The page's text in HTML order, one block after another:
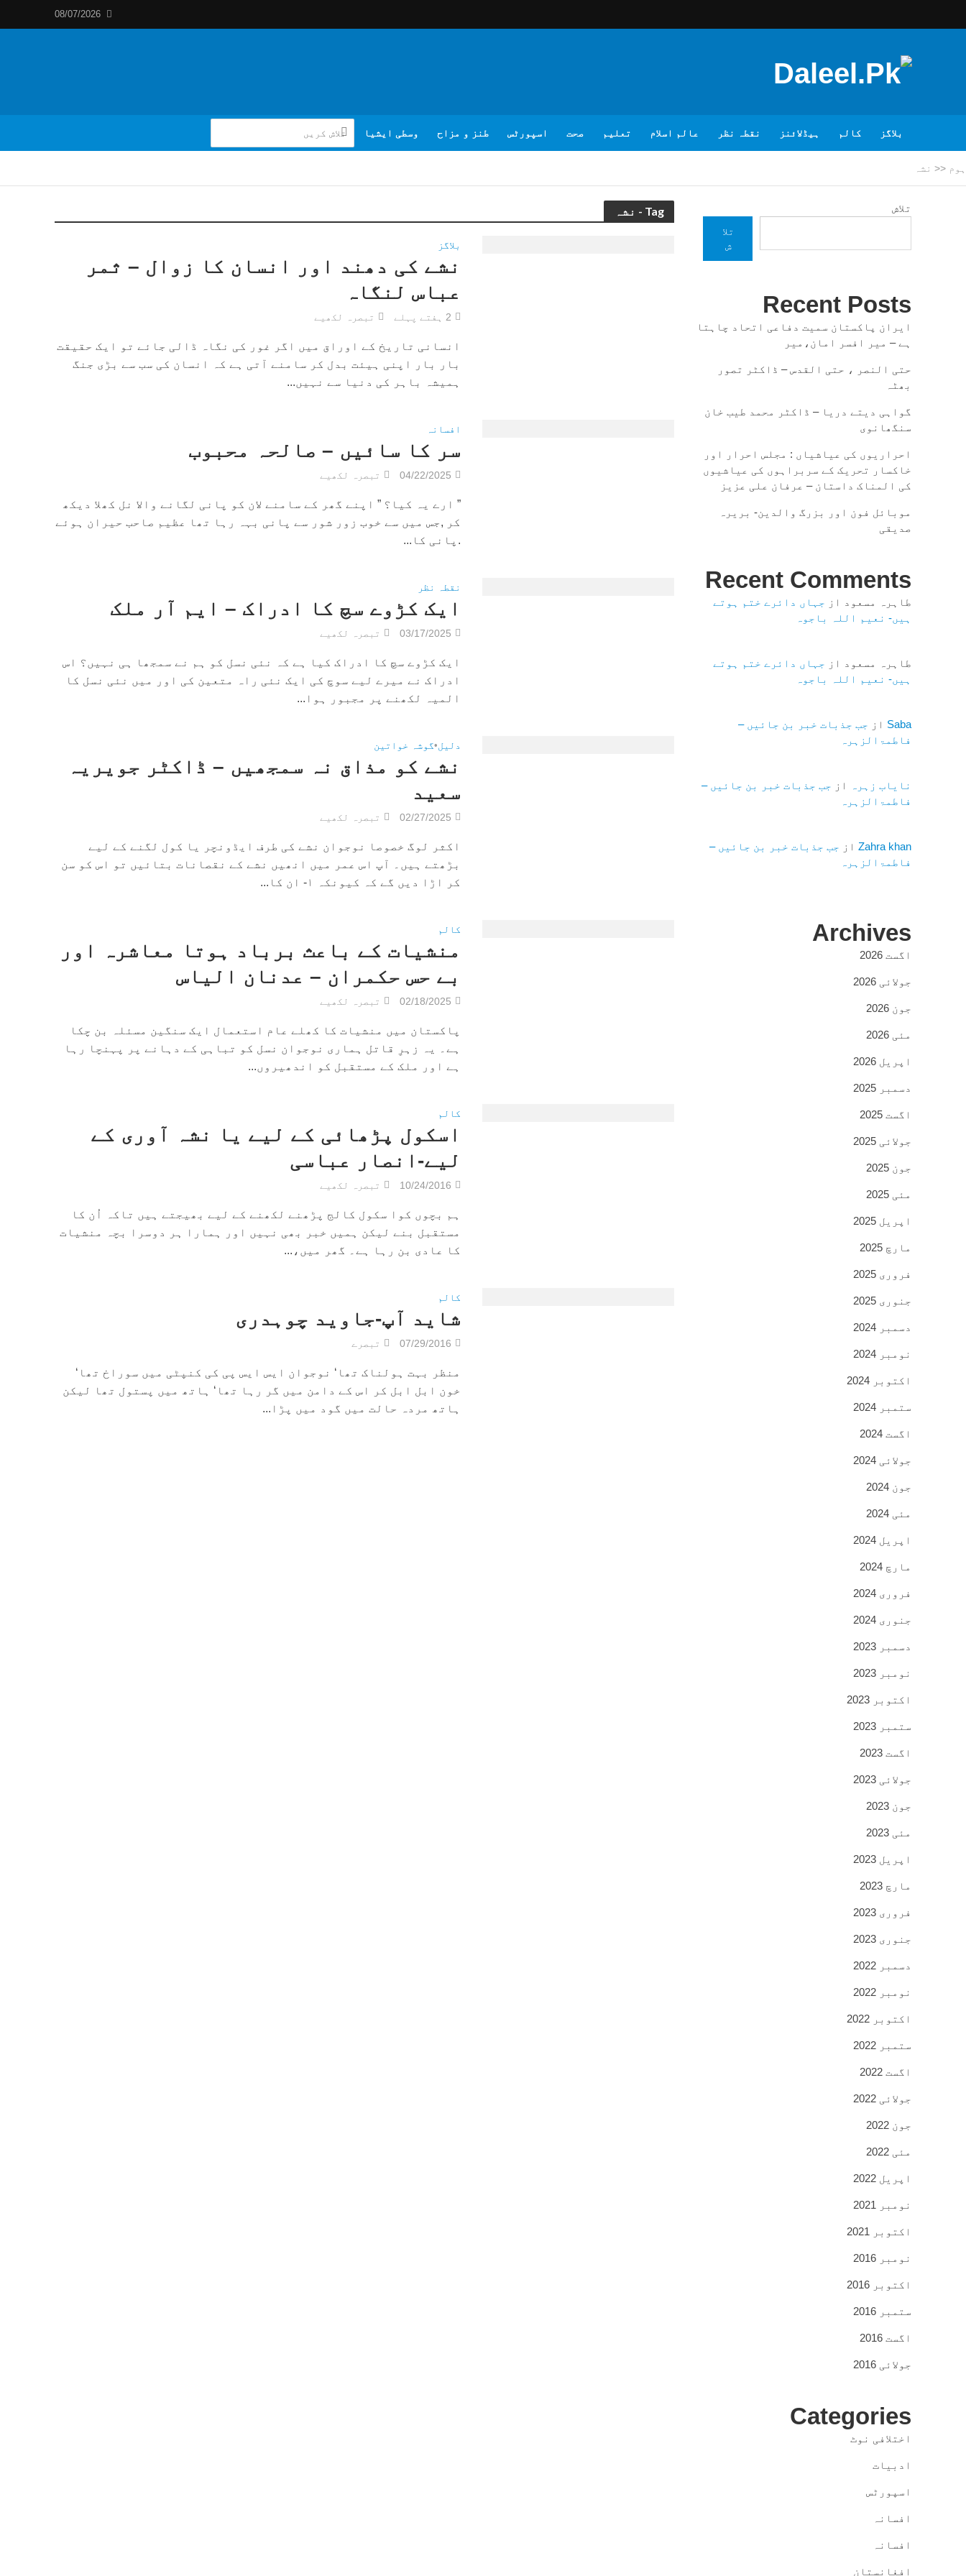
08/07/2026
بلاگز کالم ہیڈلائنز نقطہ نظر عالم اسلام تعلیم صحت اسپورٹس طنز و مزاح وسطی ایشیا
ہوم << نشہ
Tag - نشہ
بلاگز
نشے کی دھند اور انسان کا زوال – ثمر
عباس لنگاہ
2 ہفتے پہلے تبصرہ لکھیے
انسانی تاریخ کے اوراق میں اگر غور کی نگاہ ڈالی جائے تو ایک حقیقت
بار بار اپنی ہیئت بدل کر سامنے آتی ہے کہ انسان کی سب سے بڑی جنگ
ہمیشہ باہر کی دنیا سے نہیں...
افسانہ
سر کا سائیں – صالحہ محبوب
04/22/2025 تبصرہ لکھیے
” ارے یہ کیا؟ ” اپنے گھر کے سامنے لان کو پانی لگانے والا نل کھلا دیکھ
کر ,جس میں سے خوب زور شور سے پانی بہہ رہا تھا عظیم صاحب حیران ہوئے
.پانی کا...
نقطہ نظر
ایک کڑوے سچ کا ادراک – ایم آر ملک
03/17/2025 تبصرہ لکھیے
ایک کڑوے سچ کا ادراک کیا ہے کہ نئی نسل کو ہم نے سمجھا ہی نہیں؟ اس
ادراک نے میرے لیے سوچ کی ایک نئی راہ متعین کی اور میں نئی نسل کا
المیہ لکھنے پر مجبور ہوا...
دلیل•گوشہ خواتین
نشے کو مذاق نہ سمجھیں – ڈاکٹر جویریہ
سعید
02/27/2025 تبصرہ لکھیے
اکثر لوگ خصوصا نوجوان نشے کی طرف ایڈونچر یا کول لگنے کے لیے
بڑھتے ہیں۔ آپ اس عمر میں انھیں نشے کے نقصانات بتائیں تو اس کو سن
کر اڑا دیں گے کہ کیونکہ ۱- ان کا...
کالم
منشیات کے باعث برباد ہوتا معاشرہ اور
بے حس حکمران – عدنان الیاس
02/18/2025 تبصرہ لکھیے
پاکستان میں منشیات کا کھلے عام استعمال ایک سنگین مسئلہ بن چکا
ہے۔ یہ زہرِ قاتل ہماری نوجوان نسل کو تباہی کے دہانے پر پہنچا رہا
ہے اور ملک کے مستقبل کو اندھیروں...
کالم
اسکول پڑھائی کے لیے یا نشہ آوری کے
لیے-انصار عباسی
10/24/2016 تبصرہ لکھیے
ہم بچوں کوا سکول کالج پڑھنے لکھنے کے لیے بھیجتے ہیں تاکہ اُن کا
مستقبل بنے لیکن ہمیں خبر بھی نہیں اور ہمارا ہر دوسرا بچہ منشیات
کا عادی بن رہا ہے۔ گھر میں،...
کالم
شاید آپ-جاوید چوہدری
07/29/2016 تبصرے
منظر بہت ہولناک تھا‘ نوجوان ایس ایس پی کی کنپٹی میں سوراخ تھا‘
خون ابل ابل کر اس کے دامن میں گر رہا تھا‘ ہاتھ میں پستول تھا لیکن
ہاتھ مردہ حالت میں گود میں پڑا...
تلاش
تلا
ش
Recent Posts
ایران پاکستان سمیت دفاعی اتحاد چاہتا
ہے – میر افسر امان،میر
حتی النصر ، حتی القدس – ڈاکٹر تصور
بھٹہ
گواہی دیتے دریا – ڈاکٹر محمد طیب خان
سنگھانوی
احراریوں کی عیاشیاں : مجلس احرار اور
خاکسار تحریک کے سربراہوں کی عیاشیوں
کی المناک داستان – عرفان علی عزیز
موبائل فون اور بزرگ والدین- بریرہ
صدیقی
Recent Comments
طاہرہ مسعود از جہاں دائرے ختم ہوتے
ہیں- نعیم اللہ باجوہ
طاہرہ مسعود از جہاں دائرے ختم ہوتے
ہیں- نعیم اللہ باجوہ
Saba از جب جذبات خبر بن جائیں –
فاطمۃالزہرہ
نایاب زہرہ از جب جذبات خبر بن جائیں –
فاطمۃالزہرہ
Zahra khanاز جب جذبات خبر بن جائیں –
فاطمۃالزہرہ
Archives
اگست 2026
جولائی 2026
جون 2026
مئی 2026
اپریل 2026
دسمبر 2025
اگست 2025
جولائی 2025
جون 2025
مئی 2025
اپریل 2025
مارچ 2025
فروری 2025
جنوری 2025
دسمبر 2024
نومبر 2024
اکتوبر 2024
ستمبر 2024
اگست 2024
جولائی 2024
جون 2024
مئی 2024
اپریل 2024
مارچ 2024
فروری 2024
جنوری 2024
دسمبر 2023
نومبر 2023
اکتوبر 2023
ستمبر 2023
اگست 2023
جولائی 2023
جون 2023
مئی 2023
اپریل 2023
مارچ 2023
فروری 2023
جنوری 2023
دسمبر 2022
نومبر 2022
اکتوبر 2022
ستمبر 2022
اگست 2022
جولائی 2022
جون 2022
مئی 2022
اپریل 2022
نومبر 2021
اکتوبر 2021
نومبر 2016
اکتوبر 2016
ستمبر 2016
اگست 2016
جولائی 2016
Categories
اختلافی نوٹ
ادبیات
اسپورٹس
افسانہ
افسانہ
افغانستان